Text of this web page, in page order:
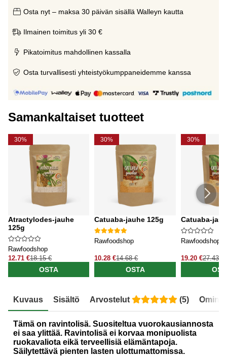
Osta nyt – maksa 30 päivän sisällä Walleyn kautta
Ilmainen toimitus yli 30 €
Pikatoimitus mahdollinen kassalla
Osta turvallisesti yhteistyökumppaneidemme kanssa
Samankaltaiset tuotteet
30%
Atractylodes-jauhe
125g
Rawfoodshop
12.71 €18.15 €
OSTA
30%
Catuaba-jauhe 125g
Rawfoodshop
10.28 €14.68 €
OSTA
30%
Catuaba-
Rawfoodshop
19.20 €27.43 €
Kuvaus Sisältö Arvostelut (5)
Tämä on ravintolisä. Suositeltua vuorokausiannosta
ei saa ylittää. Ravintolisä ei korvaa monipuolista
ruokavaliota eikä terveellisiä elämäntapoja.
Säilytettävä pienten lasten ulottumattomissa.